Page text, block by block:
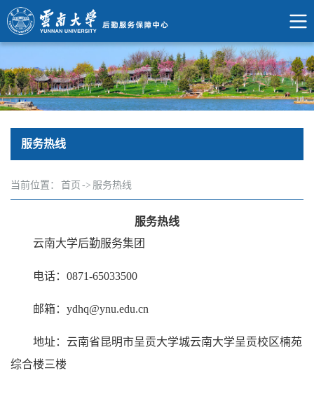
服务热线
当前位置： 首页 -> 服务热线
服务热线
云南大学后勤服务集团
电话：0871-65033500
邮箱：ydhq@ynu.edu.cn
地址：云南省昆明市呈贡大学城云南大学呈贡校区楠苑
综合楼三楼